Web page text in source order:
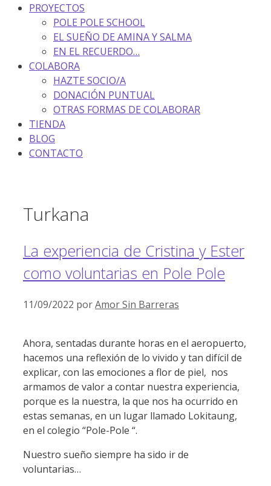
PROYECTOS
POLE POLE SCHOOL
EL SUEÑO DE AMINA Y SALMA
EN EL RECUERDO…
COLABORA
HAZTE SOCIO/A
DONACIÓN PUNTUAL
OTRAS FORMAS DE COLABORAR
TIENDA
BLOG
CONTACTO
Turkana
La experiencia de Cristina y Ester
como voluntarias en Pole Pole
11/09/2022 porAmor Sin Barreras
Ahora, sentadas durante horas en el aeropuerto,
hacemos una reflexión de lo vivido y tan difícil de
explicar, con las emociones a flor de piel, nos
armamos de valor a contar nuestra experiencia,
porque es la nuestra, la que nos ha ocurrido en
estas semanas, en un lugar llamado Lokitaung,
en el colegio “Pole-Pole “.
Nuestro sueño siempre ha sido ir de
voluntarias…